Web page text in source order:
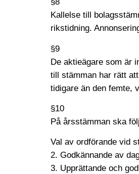
Kallelse till
rikstidning.
§9
De aktieägare som är
till stämman har rätt
tidigare än den femte,
§10
På årsstämman ska
Val av ordförande vid
2. Godkännande av
3. Upprättande och